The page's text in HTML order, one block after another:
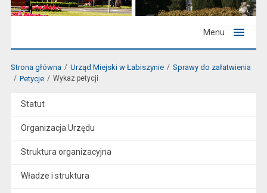
Menu
Strona główna Urząd Miejski w Łabiszynie
Sprawy do załatwienia
Petycje
Wykaz petycji
Statut
Organizacja Urzędu
Struktura organizacyjna
Władze i struktura